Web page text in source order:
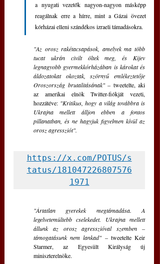
a nyugati vezetők nagyon-nagyon másképp
reagálnak erre a hírre, mint a Gázai övezet
kórházai elleni szándékos izraeli támadásokra.
"Az orosz rakétacsapások, amelyek ma több
tucat ukrán civilt öltek meg, és Kijev
legnagyobb gyermekkórházában is károkat és
áldozatokat okoztak, szörnyű emlékeztetője
Oroszország brutalitásának" – tweetelte, aki
az amerikai elnök Twitter-fiókját vezeti,
hozzátéve: "Kritikus, hogy a világ továbbra is
Ukrajna mellett álljon ebben a fontos
pillanatban, és ne hagyjuk figyelmen kívül az
orosz agressziót".
https://x.com/POTUS/s
tatus/181047226807576
1971
"Ártatlan gyerekek megtámadása. A
legelvetemültebb cselekedet. Ukrajna mellett
állunk az orosz agresszióval szemben –
támogatásunk nem lankad" – tweetelte Keir
Starmer, az Egyesült Királyság új
miniszterelnöke.